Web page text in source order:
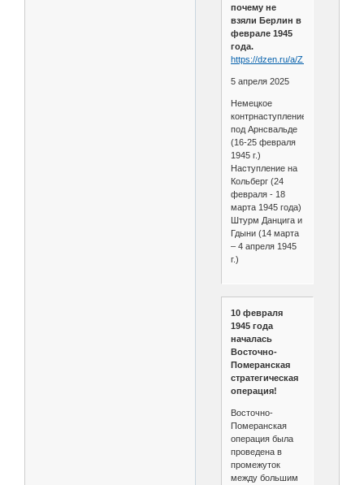
почему не
взяли Берлин в
феврале 1945
года.
https://dzen.ru/a/
5 апреля 2025
Немецкое
контрнаступление
под Арнсвальде
(16-25 февраля
1945 г.)
Наступление на
Кольберг (24
февраля - 18
марта 1945 года)
Штурм Данцига и
Гдыни (14 марта
– 4 апреля 1945
г.)
10 февраля
1945 года
началась
Восточно-
Померанская
стратегическая
операция!
Восточно-
Померанская
операция была
проведена в
промежуток
между большим